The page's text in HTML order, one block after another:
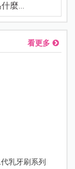
麼...
看更多
乳牙刷系列